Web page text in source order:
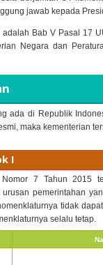
jawab kepada
Bab V Pasal 17
Negara dan
ada di Republik
maka kementerian
I
7 Tahun 2015
pemerintahan
tidak
selalu tetap.